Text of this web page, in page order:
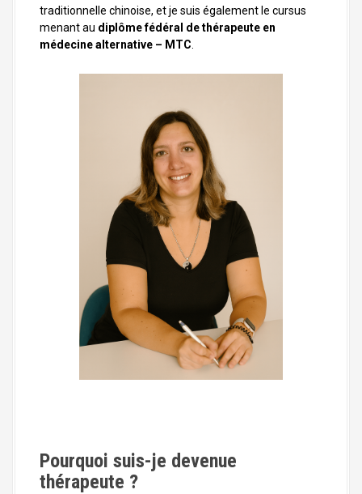
traditionnelle chinoise, et je suis également le cursus
menant au diplôme fédéral de thérapeute en
médecine alternative – MTC
Pourquoi suis-je devenue
thérapeute ?